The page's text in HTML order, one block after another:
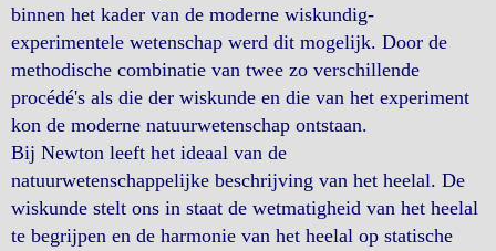
binnen het kader van de moderne wiskundig-
experimentele wetenschap werd dit mogelijk. Door de
methodische combinatie van twee zo verschillende
procédé's als die der wiskunde en die van het experiment
kon de moderne natuurwetenschap ontstaan.
Bij Newton leeft het ideaal van de
natuurwetenschappelijke beschrijving van het heelal. De
wiskunde stelt ons in staat de wetmatigheid van het heelal
te begrijpen en de harmonie van het heelal op statische